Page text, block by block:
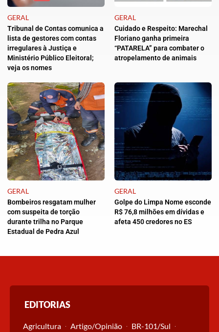
GERAL
Tribunal de Contas comunica a
lista de gestores com contas
irregulares à Justiça e
Ministério Público Eleitoral;
veja os nomes
GERAL
Cuidado e Respeito: Marechal
Floriano ganha primeira
“PATARELA” para combater o
atropelamento de animais
GERAL
Bombeiros resgatam mulher
com suspeita de torção
durante trilha no Parque
Estadual de Pedra Azul
GERAL
Golpe do Limpa Nome esconde
R$ 76,8 milhões em dívidas e
afeta 450 credores no ES
EDITORIAS
Agricultura Artigo/Opinião
BR-101/Sul